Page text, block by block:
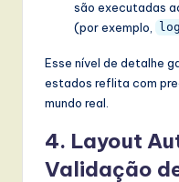
são executadas
(por exemplo,
Esse nível de detalhe
estados reflita com
mundo real.
4. Layout
Validação